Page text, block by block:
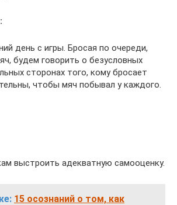
день с игры. Бросая по очереди,
будем говорить о безусловных
сторонах того, кому бросает
чтобы мяч побывал у каждого.
выстроить адекватную самооценку.
15 осознаний о том, как